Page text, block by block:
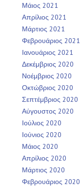
Μάιος 2021
Απρίλιος 2021
Μάρτιος 2021
Φεβρουάριος 2021
Ιανουάριος 2021
Δεκέμβριος 2020
Νοέμβριος 2020
Οκτώβριος 2020
Σεπτέμβριος 2020
Αύγουστος 2020
Ιούλιος 2020
Ιούνιος 2020
Μάιος 2020
Απρίλιος 2020
Μάρτιος 2020
Φεβρουάριος 2020